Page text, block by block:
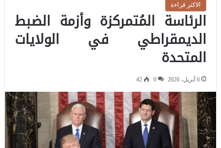
الاكثر قراءة
الرئاسة المُتمركزة وأزمة الضبط
الديمقراطي في الولايات
المتحدة
6 أبريل، 2026 0
42